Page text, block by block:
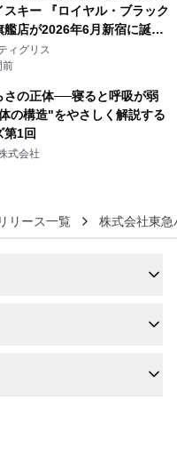
スキー 『ロイヤル・ブラック
艦店が2026年6月新宿に誕
ディ ジャパンと連携した
「BAR Arca」
ィグリス
前
さの正体──寝ると呼吸が弱
の構造"をやさしく解説する
第1回
式会社
リース一覧 株式会社東急